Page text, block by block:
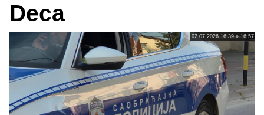
Deca
02.07.2026 16:39 » 16:57